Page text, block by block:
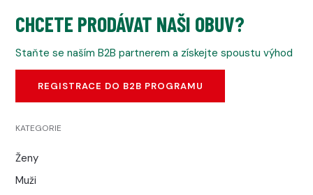
CHCETE PRODÁVAT NAŠI OBUV?
Staňte se naším B2B partnerem a získejte spoustu výhod
REGISTRACE DO B2B PROGRAMU
KATEGORIE
Ženy
Muži